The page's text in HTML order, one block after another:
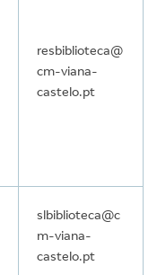
resbiblioteca@
cm-viana-
castelo.pt
slbiblioteca@c
m-viana-
castelo.pt